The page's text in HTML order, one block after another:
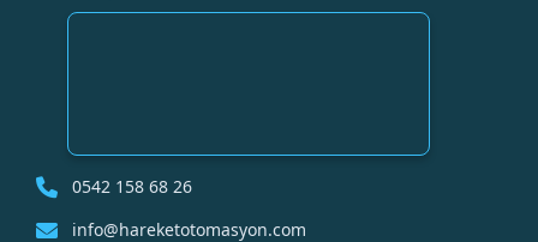
0542 158 68 26
info@hareketotomasyon.com